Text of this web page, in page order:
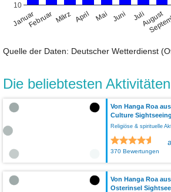
JanuarFebruar März April Mai Juni JuliAugust
10
Quelle der Daten: Deutscher Wetterdienst
Die beliebtesten Aktivitäten
Von Hanga Roa
Culture
Religiöse & spirituelle
370 Bewertungen
Von Hanga Roa
Osterinsel